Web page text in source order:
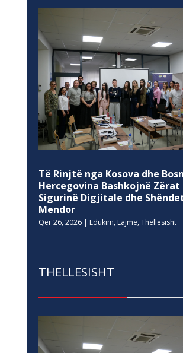
Të Rinjtë nga Kosova dhe
Hercegovina Bashkojnë Zërat
Sigurinë Digjitale dhe
Mendor
Qer 26, 2026| Edukim, Lajme, Thellesisht
THELLESISHT